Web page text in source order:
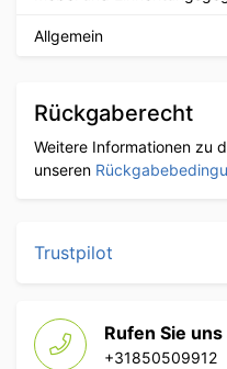
Allgemein
Rückgaberecht
Weitere Informationen zu
unseren
Trustpilot
Rufen Sie uns
+31850509912